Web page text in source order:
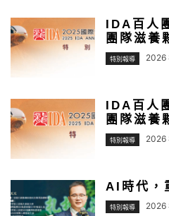
IDA百人
團隊滋養
特別報導 2026
IDA百人
團隊滋養
特別報導 2026
AI時代，
特別報導 2026